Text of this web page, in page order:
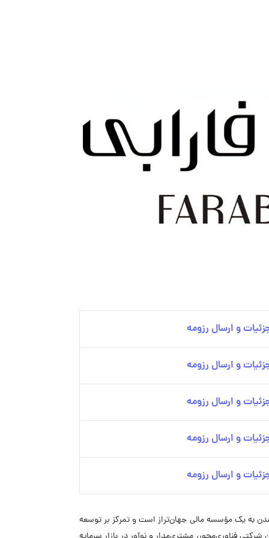
و ارسال رزومه
و ارسال رزومه
و ارسال رزومه
و ارسال رزومه
و ارسال رزومه
تبدیل شدن به یک مؤسسه مالی جهان‌تراز است و تمرکز بر توسعه